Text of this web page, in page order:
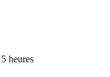
heures